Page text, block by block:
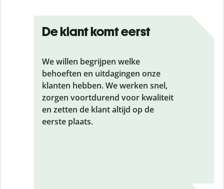
De klant komt eerst
We willen begrijpen welke
behoeften en uitdagingen onze
klanten hebben. We werken snel,
zorgen voortdurend voor kwaliteit
en zetten de klant altijd op de
eerste plaats.